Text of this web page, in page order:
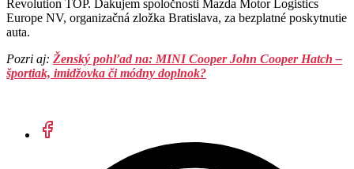
Revolution TOP. Ďakujem spoločnosti Mazda Motor Logistics
Europe NV, organizačná zložka Bratislava, za bezplatné poskytnutie
auta.
Pozri aj: Ženský pohľad na: MINI Cooper John Cooper Hatch –
športiak, imidžovka či módny doplnok?